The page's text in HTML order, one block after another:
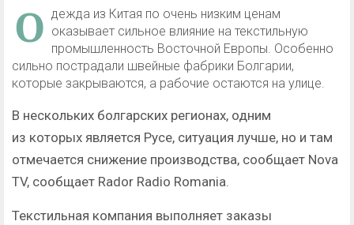
О дежда из Китая по очень низким ценам
оказывает сильное влияние на текстильную
промышленность Восточной Европы. Особенно
сильно пострадали швейные фабрики Болгарии,
которые закрываются, а рабочие остаются на улице.
В нескольких болгарских регионах, одним
из которых является Русе, ситуация лучше, но и там
отмечается снижение производства, сообщает Nova
TV, сообщает Rador Radio Romania.
Текстильная компания выполняет заказы